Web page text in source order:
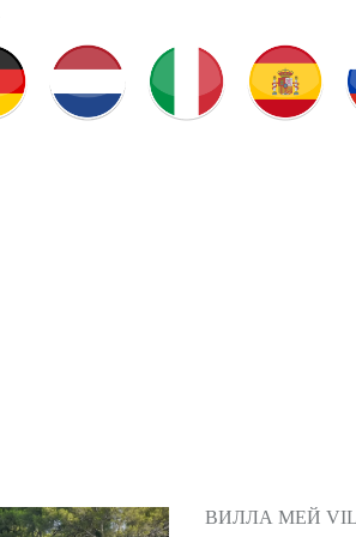
ВИЛЛА МЕЙ